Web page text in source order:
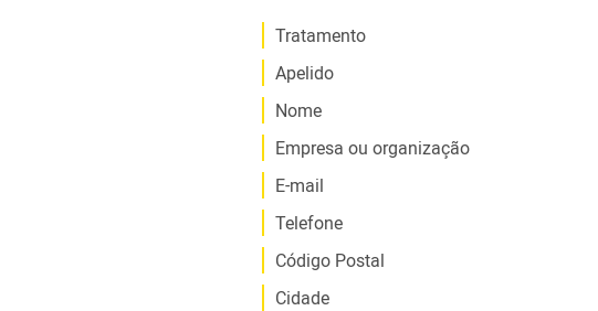
Tratamento
Apelido
Nome
Empresa ou organização
E-mail
Telefone
Código Postal
Cidade